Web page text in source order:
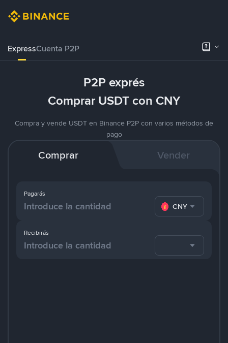
ExpressCuenta P2P
P2P exprés
Comprar USDT con CNY
Compra y vende USDT en Binance P2P con varios métodos de
pago
Comprar Vender
Pagarás
CNY
Recibirás